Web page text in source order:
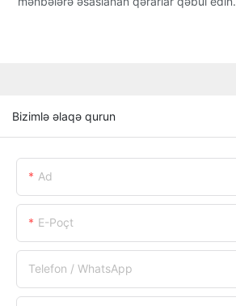
Bizimlə əlaqə qurun
Ad
E-Poçt
Telefon / WhatsApp